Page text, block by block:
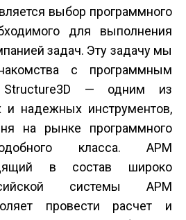
выбор программного
для выполнения
задач. Эту задачу мы
с программным
Structure3D — одним из
и надежных инструментов,
на рынке программного
класса. APM
в состав широко
системы APM
провести расчет и